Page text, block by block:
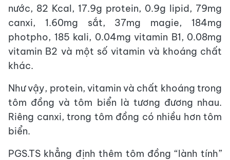
nước, 82 Kcal, 17.9g protein, 0.9g lipid, 79mg
canxi, 1.60mg sắt, 37mg magie, 184mg
photpho, 185 kali, 0.04mg vitamin B1, 0.08mg
vitamin B2 và một số vitamin và khoáng chất
khác.
Như vậy, protein, vitamin và chất khoáng trong
tôm đồng và tôm biển là tương đương nhau.
Riêng canxi, trong tôm đồng có nhiều hơn tôm
biển.
PGS.TS khẳng định thêm tôm đồng “lành tính”